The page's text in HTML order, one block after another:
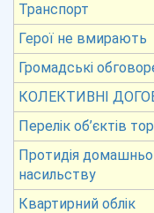
Транспорт
Герої не вмирають
Громадські
КОЛЕКТИВНІ
Перелік об’єктів
Протидія
насильству
Квартирний облік